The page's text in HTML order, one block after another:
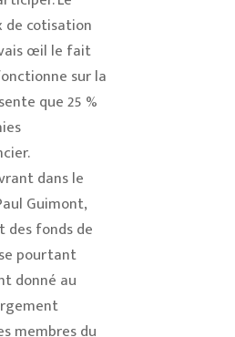
de cotisation
œil le fait
sur la
que 25 %
dans le
Guimont,
des fonds de
pourtant
donné au
membres du